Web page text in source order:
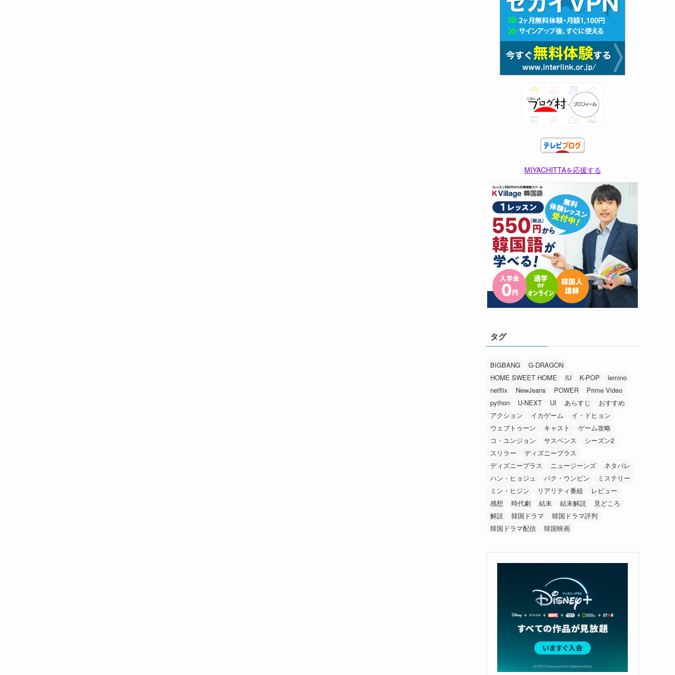
MIYACHITTAを応援する
タグ
BIGBANG
G-DRAGON
HOME SWEET HOME
IU K-POP
lemino
netflix
NewJeans POWER
Prime Video
python
U-NEXT UI あらすじ
おすすめ
アクション
イカゲーム
イ・ドヒョン
ウェブトゥーン
キャスト
ゲーム攻略
コ・ユンジョン
サスペンス
シーズン2
スリラー
ディズニープラス
ディズニープラス
ニュージーンズ
ネタバレ
ハン・ヒョジュ
パク・ウンビン
ミステリー
ミン・ヒジン
リアリティ番組
レビュー
感想
時代劇 結末 結末解説
見どころ
解説
韓国ドラマ
韓国ドラマ評判
韓国ドラマ配信
韓国映画